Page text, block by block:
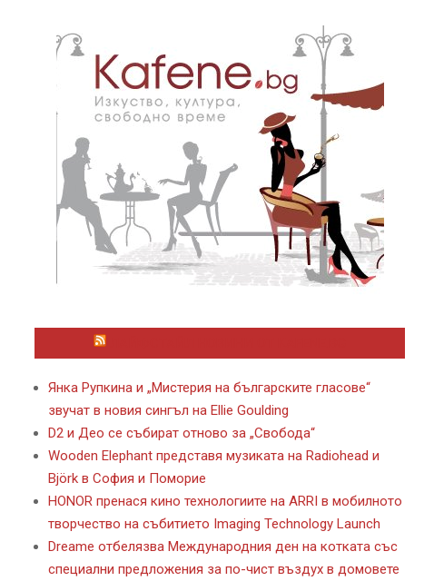
Янка Рупкина и „Мистерия на българските гласове“
звучат в новия сингъл на Ellie Goulding
D2 и Део се събират отново за „Свобода“
Wooden Elephant представя музиката на Radiohead и
Björk в София и Поморие
HONOR пренася кино технологиите на ARRI в мобилното
творчество на събитието Imaging Technology Launch
Dreame отбелязва Международния ден на котката със
специални предложения за по-чист въздух в домовете